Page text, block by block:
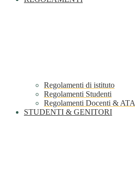
Regolamenti di istituto
Regolamenti Studenti
Regolamenti Docenti & ATA
STUDENTI & GENITORI